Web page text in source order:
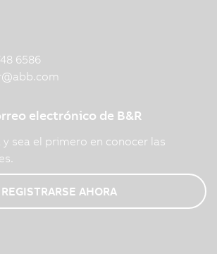
6586
@abb.com
electrónico de B&R
y sea el primero en conocer las
REGISTRARSE AHORA